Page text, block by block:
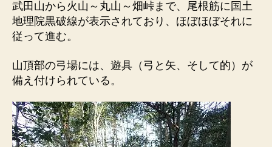
武田山から火山～丸山～畑峠まで、尾根筋に国土
地理院黒破線が表示されており、ほぼほぼそれに
従って進む。
山頂部の弓場には、遊具（弓と矢、そして的）が
備え付けられている。